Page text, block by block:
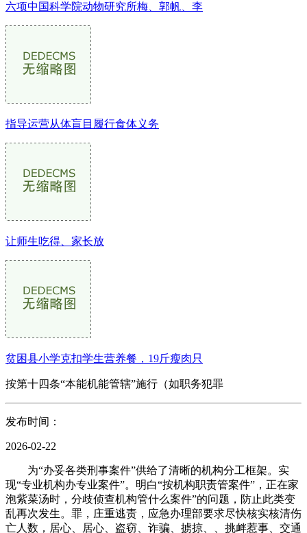
六项中国科学院动物研究所梅、郭帆、李
指导运营从体盲目履行食体义务
让师生吃得、家长放
贫困县小学克扣学生营养餐，19斤瘦肉只
按第十四条“本能机能管辖”施行（如职务犯罪
发布时间：
2026-02-22
为“办妥各类刑事案件”供给了清晰的机构分工框架。实
现“专业机构办专业案件”。明白“按机构职责管案件”，正在家
泡紫菜汤时，分歧侦查机构管什么案件”的问题，防止此类变
乱再次发生。罪，庄重逃责，应急办理部要求尽快核实核清伤
亡人数，居心、居心、盗窃、诈骗、掳掠、、挑衅惹事、交通